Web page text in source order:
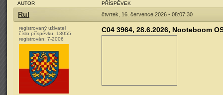
AUTOR PŘÍSPĚVEK
Rul čtvrtek, 16. července 2026 - 08:07:30
registrovaný uživatel
číslo příspěvku: 13055
registrován: 7-2006
C04 3964, 28.6.2026, Nooteboom